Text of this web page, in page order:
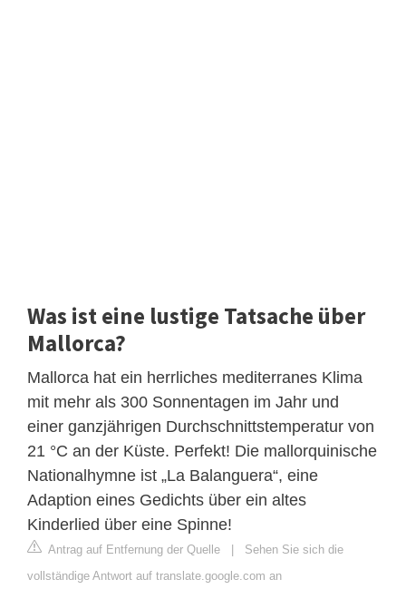
Was ist eine lustige Tatsache über
Mallorca?
Mallorca hat ein herrliches mediterranes Klima
mit mehr als 300 Sonnentagen im Jahr und
einer ganzjährigen Durchschnittstemperatur von
21 °C an der Küste. Perfekt! Die mallorquinische
Nationalhymne ist „La Balanguera“, eine
Adaption eines Gedichts über ein altes
Kinderlied über eine Spinne!
Antrag auf Entfernung der Quelle | Sehen Sie sich die
vollständige Antwort auf translate.google.com an